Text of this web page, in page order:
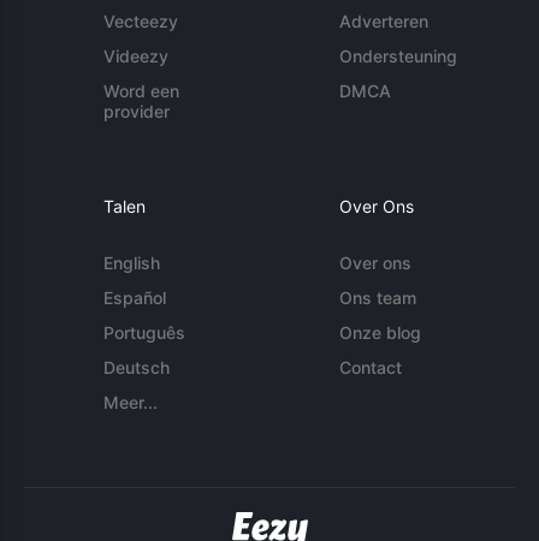
Vecteezy
Videezy
Word een
provider
Adverteren
Ondersteuning
DMCA
Talen
English
Español
Português
Deutsch
Meer...
Over Ons
Over ons
Ons team
Onze blog
Contact